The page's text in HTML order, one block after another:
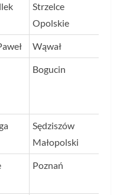
Strzelce
Opolskie
Wąwał
Bogucin
Sędziszów
Małopolski
Poznań